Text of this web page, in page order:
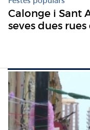
Calonge i Sant
seves dues